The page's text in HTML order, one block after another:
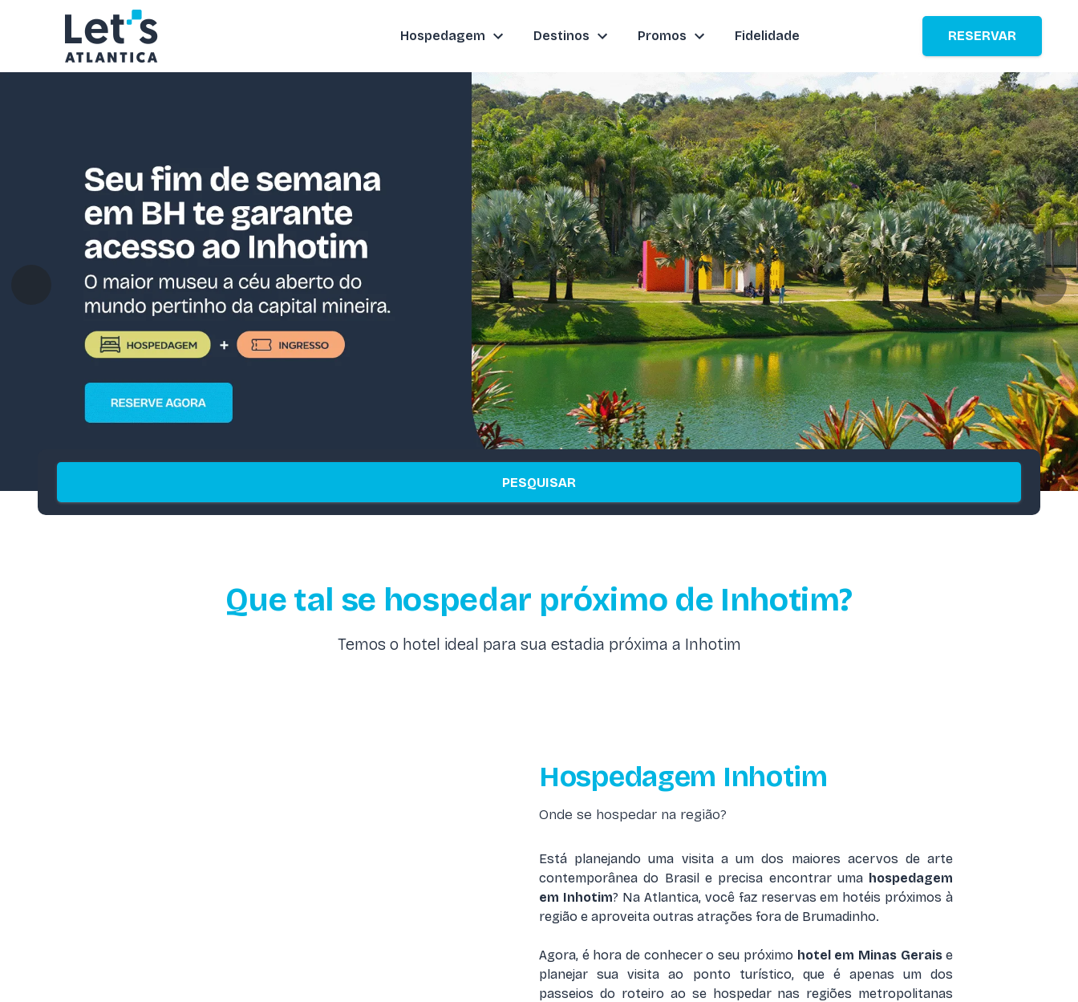
Hospedagem Destinos Promos Fidelidade RESERVAR
PESQUISAR
Que tal se hospedar próximo de Inhotim?
Temos o hotel ideal para sua estadia próxima a Inhotim
Hospedagem Inhotim
Onde se hospedar na região?
Está planejando uma visita a um dos maiores acervos de arte
contemporânea do Brasil e precisa encontrar uma hospedagem
em Inhotim? Na Atlantica, você faz reservas em hotéis próximos à
região e aproveita outras atrações fora de Brumadinho.
Agora, é hora de conhecer o seu próximo hotel em Minas Geraise
planejar sua visita ao ponto turístico, que é apenas um dos
passeios do roteiro ao se hospedar nas regiões metropolitanas